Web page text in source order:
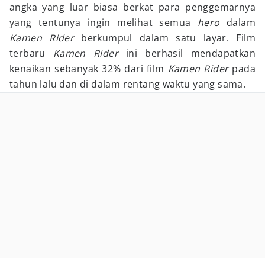
angka yang luar biasa berkat para penggemarnya
yang tentunya ingin melihat semua hero dalam
Kamen Rider berkumpul dalam satu layar. Film
terbaru Kamen Rider ini berhasil mendapatkan
kenaikan sebanyak 32% dari film Kamen Rider pada
tahun lalu dan di dalam rentang waktu yang sama.